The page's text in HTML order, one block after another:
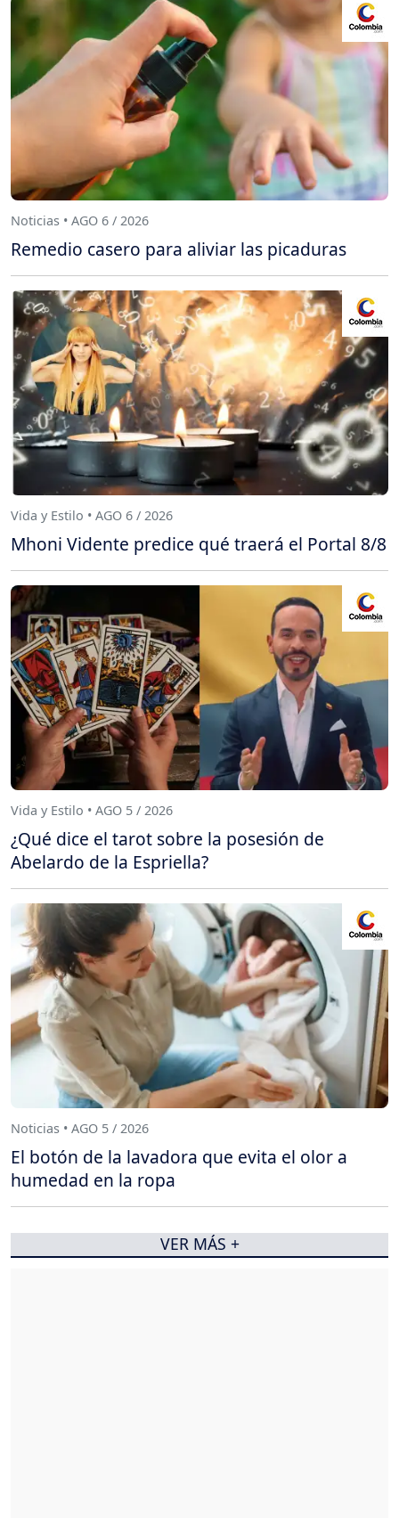
Noticias • AGO 6 / 2026
Remedio casero para aliviar las picaduras
Vida y Estilo • AGO 6 / 2026
Mhoni Vidente predice qué traerá el Portal 8/8
Vida y Estilo • AGO 5 / 2026
¿Qué dice el tarot sobre la posesión de
Abelardo de la Espriella?
Noticias • AGO 5 / 2026
El botón de la lavadora que evita el olor a
humedad en la ropa
VER MÁS +